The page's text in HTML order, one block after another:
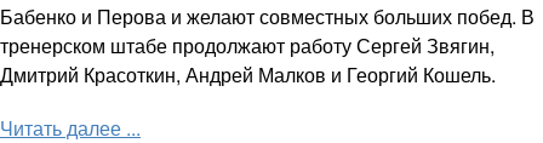
Бабенко и Перова и желают совместных больших побед. В
тренерском штабе продолжают работу Сергей Звягин,
Дмитрий Красоткин, Андрей Малков и Георгий Кошель.
Читать далее ...